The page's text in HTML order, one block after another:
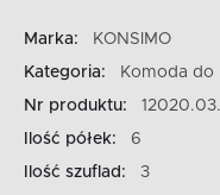
Marka:
KONSIMO
Kategoria:
Komoda do
Nr produktu:
Ilość półek:
6
Ilość szuflad:
3